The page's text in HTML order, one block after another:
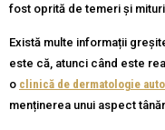
fost oprită de temeri și
Există multe informații
este că, atunci când este
o clinică de dermatologie
menținerea unui aspect